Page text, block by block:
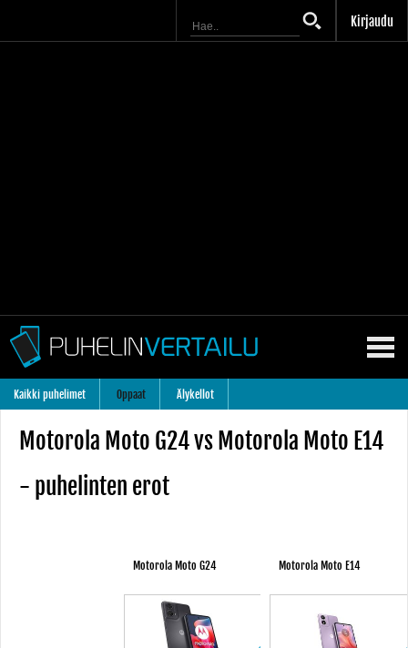
Kirjaudu
Kaikki puhelimet Oppaat Älykellot
Motorola Moto G24 vs Motorola Moto E14
- puhelinten erot
Motorola Moto G24 Motorola Moto E14